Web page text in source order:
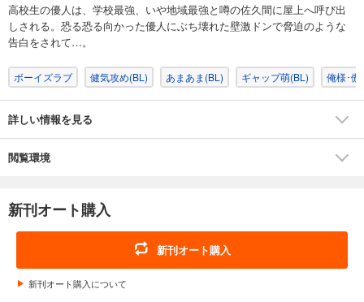
高校生の優人は、学校最強、いや地域最強と噂の佐久間に屋上へ呼び出
しされる。恐る恐る向かった優人にぶち壊れた壁激ドンで脅迫のような
告白をされて…。
ボーイズラブ 健気攻め(BL) あまあま(BL) ギャップ萌(BL) 俺様･傲
詳しい情報を見る
閲覧環境
新刊オート購入
新刊オート購入
新刊オート購入について